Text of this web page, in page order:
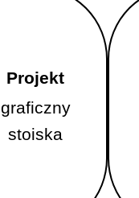
Projekt
graficzny
stoiska
Projekt
graficzny